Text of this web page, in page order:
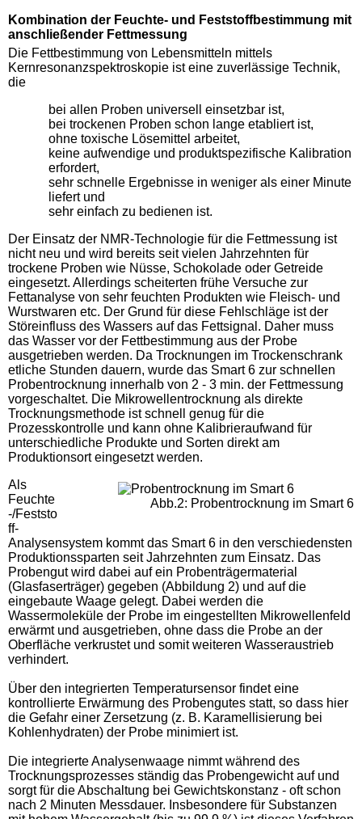
Kombination der Feuchte- und Feststoffbestimmung mit
anschließender Fettmessung
Die Fettbestimmung von Lebensmitteln mittels
Kernresonanzspektroskopie ist eine zuverlässige Technik,
die
bei allen Proben universell einsetzbar ist,
bei trockenen Proben schon lange etabliert ist,
ohne toxische Lösemittel arbeitet,
keine aufwendige und produktspezifische Kalibration
erfordert,
sehr schnelle Ergebnisse in weniger als einer Minute
liefert und
sehr einfach zu bedienen ist.
Der Einsatz der NMR-Technologie für die Fettmessung ist
nicht neu und wird bereits seit vielen Jahrzehnten für
trockene Proben wie Nüsse, Schokolade oder Getreide
eingesetzt. Allerdings scheiterten frühe Versuche zur
Fettanalyse von sehr feuchten Produkten wie Fleisch- und
Wurstwaren etc. Der Grund für diese Fehlschläge ist der
Störeinfluss des Wassers auf das Fettsignal. Daher muss
das Wasser vor der Fettbestimmung aus der Probe
ausgetrieben werden. Da Trocknungen im Trockenschrank
etliche Stunden dauern, wurde das Smart 6 zur schnellen
Probentrocknung innerhalb von 2 - 3 min. der Fettmessung
vorgeschaltet. Die Mikrowellentrocknung als direkte
Trocknungsmethode ist schnell genug für die
Prozesskontrolle und kann ohne Kalibrieraufwand für
unterschiedliche Produkte und Sorten direkt am
Produktionsort eingesetzt werden.
Abb.2: Probentrocknung im Smart 6
Als
Feuchte
-/Feststo
ff-
Analysensystem kommt das Smart 6 in den verschiedensten
Produktionssparten seit Jahrzehnten zum Einsatz. Das
Probengut wird dabei auf ein Probenträgermaterial
(Glasfaserträger) gegeben (Abbildung 2) und auf die
eingebaute Waage gelegt. Dabei werden die
Wassermoleküle der Probe im eingestellten Mikrowellenfeld
erwärmt und ausgetrieben, ohne dass die Probe an der
Oberfläche verkrustet und somit weiteren Wasseraustrieb
verhindert.
Über den integrierten Temperatursensor findet eine
kontrollierte Erwärmung des Probengutes statt, so dass hier
die Gefahr einer Zersetzung (z. B. Karamellisierung bei
Kohlenhydraten) der Probe minimiert ist.
Die integrierte Analysenwaage nimmt während des
Trocknungsprozesses ständig das Probengewicht auf und
sorgt für die Abschaltung bei Gewichtskonstanz - oft schon
nach 2 Minuten Messdauer. Insbesondere für Substanzen